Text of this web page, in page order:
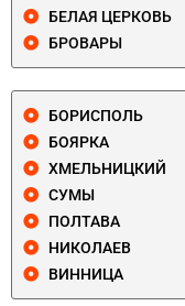
БЕЛАЯ ЦЕРКОВЬ
БРОВАРЫ
БОРИСПОЛЬ
БОЯРКА
ХМЕЛЬНИЦКИЙ
СУМЫ
ПОЛТАВА
НИКОЛАЕВ
ВИННИЦА